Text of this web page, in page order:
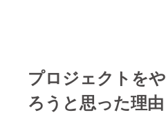
プロジェクトをや
ろうと思った理由